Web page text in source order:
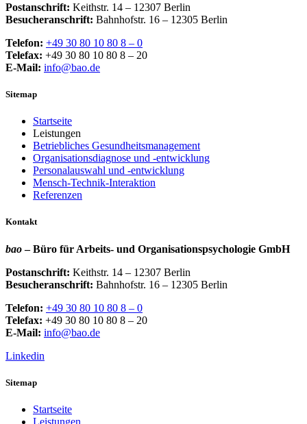
Postanschrift: Keithstr. 14 – 12307 Berlin
Besucheranschrift: Bahnhofstr. 16 – 12305 Berlin
Telefon: +49 30 80 10 80 8 – 0
Telefax: +49 30 80 10 80 8 – 20
E-Mail: info@bao.de
Sitemap
Startseite
Leistungen
Betriebliches Gesundheitsmanagement
Organisationsdiagnose und -entwicklung
Personalauswahl und -entwicklung
Mensch-Technik-Interaktion
Referenzen
Kontakt
bao– Büro für Arbeits- und Organisationspsychologie GmbH
Postanschrift: Keithstr. 14 – 12307 Berlin
Besucheranschrift: Bahnhofstr. 16 – 12305 Berlin
Telefon: +49 30 80 10 80 8 – 0
Telefax: +49 30 80 10 80 8 – 20
E-Mail: info@bao.de
Linkedin
Sitemap
Startseite
Leistungen